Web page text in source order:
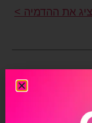
את ההדמיה >